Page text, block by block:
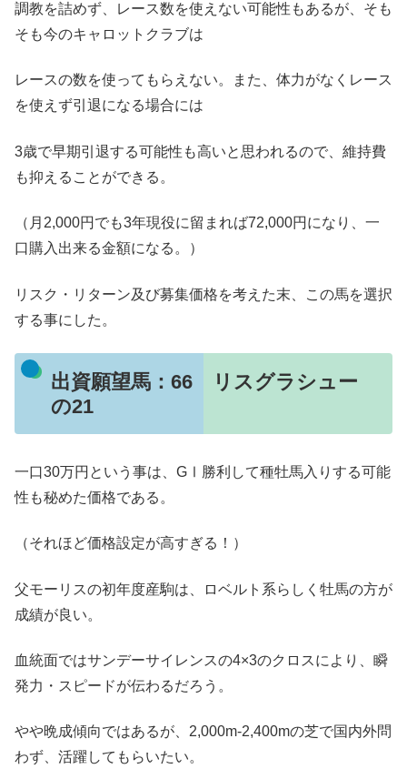
調教を詰めず、レース数を使えない可能性もあるが、そも
そも今のキャロットクラブは
レースの数を使ってもらえない。また、体力がなくレース
を使えず引退になる場合には
3歳で早期引退する可能性も高いと思われるので、維持費
も抑えることができる。
（月2,000円でも3年現役に留まれば72,000円になり、一
口購入出来る金額になる。）
リスク・リターン及び募集価格を考えた末、この馬を選択
する事にした。
出資願望馬：66 リスグラシュー
の21
一口30万円という事は、GⅠ勝利して種牡馬入りする可能
性も秘めた価格である。
（それほど価格設定が高すぎる！）
父モーリスの初年度産駒は、ロベルト系らしく牡馬の方が
成績が良い。
血統面ではサンデーサイレンスの4×3のクロスにより、瞬
発力・スピードが伝わるだろう。
やや晩成傾向ではあるが、2,000m-2,400mの芝で国内外問
わず、活躍してもらいたい。